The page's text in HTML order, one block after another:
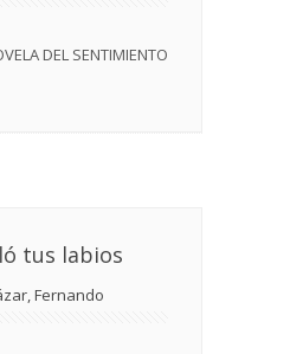
DEL SENTIMIENTO
tus labios
Fernando